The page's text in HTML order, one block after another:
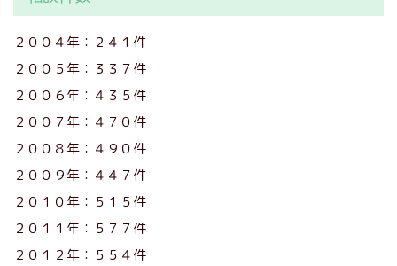
２００４年：２４１件
２００５年：３３７件
２００６年：４３５件
２００７年：４７０件
２００８年：４９０件
２００９年：４４７件
２０１０年：５１５件
２０１１年：５７７件
２０１２年：５５４件